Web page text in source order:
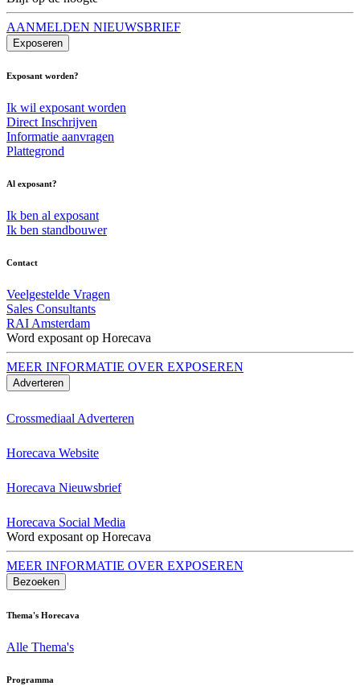
AANMELDEN NIEUWSBRIEF
Exposeren
Exposant worden?
Ik wil exposant worden
Direct Inschrijven
Informatie aanvragen
Plattegrond
Al exposant?
Ik ben al exposant
Ik ben standbouwer
Contact
Veelgestelde Vragen
Sales Consultants
RAI Amsterdam
Word exposant op Horecava
MEER INFORMATIE OVER EXPOSEREN
Adverteren
Crossmediaal Adverteren
Horecava Website
Horecava Nieuwsbrief
Horecava Social Media
Word exposant op Horecava
MEER INFORMATIE OVER EXPOSEREN
Bezoeken
Thema's Horecava
Alle Thema's
Programma